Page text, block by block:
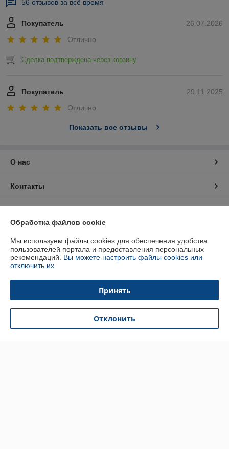
56 отзывов за всё время
26.07.2026
Покупатель
Отлично
Сделка подтверждена через корзину
29.11.2025
Покупатель
Отлично
Показать все отзывы
О нас
Контакты
Полная версия сайта
Политика обработки cookies
Сайт создан на платформе Deal.by
Обработка файлов cookie
Мы используем файлы cookies для обеспечения удобства
пользователей портала и предоставления персональных
рекомендаций. Вы можете настроить файлы cookies или
отключить их.
Принять
Отклонить